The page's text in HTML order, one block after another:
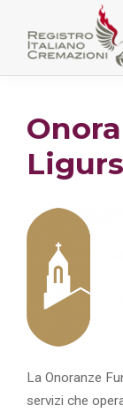
contenuto
principaleRegistro
La Onoranze
servizi che